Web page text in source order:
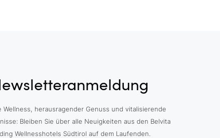
Wellness, herausragender Genuss und vitalisierende
Bleiben Sie über alle Neuigkeiten aus den Belvita
Wellnesshotels Südtirol auf dem Laufenden.